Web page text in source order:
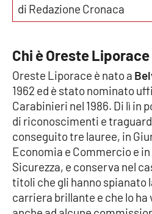
Good Morning Vietnam
Parchi Marini Calabria
Leggendo Alvaro insieme
Imprese Di Calabria
Le perfidie di Antonella
di Redazione Cronaca
Chi è Oreste Liporace
Oreste Liporace è nato a
1962 ed è stato nominato
Carabinieri nel 1986. Di lì in
di riconoscimenti e
conseguito tre lauree, in
Economia e Commercio e
Sicurezza, e conserva nel
titoli che gli hanno spianato
carriera brillante e che lo